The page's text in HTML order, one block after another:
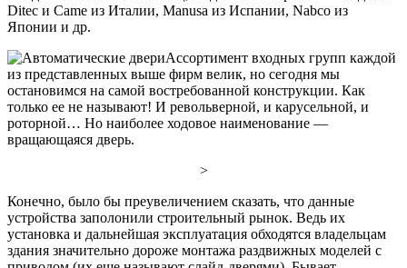
Ditec и Came из Италии, Manusa из Испании, Nabco из
Японии и др.
Ассортимент входных групп каждой
из представленных выше фирм велик, но сегодня мы
остановимся на самой востребованной конструкции. Как
только ее не называют! И револьверной, и карусельной, и
роторной… Но наиболее ходовое наименование —
вращающаяся дверь.
>
Конечно, было бы преувеличением сказать, что данные
устройства заполонили строительный рынок. Ведь их
установка и дальнейшая эксплуатация обходятся владельцам
здания значительно дороже монтажа раздвижных моделей с